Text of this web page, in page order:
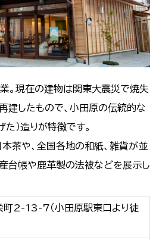
。現在の建物は関東大震災で焼失
建したもので、小田原の伝統的な
）造りが特徴です。
茶や、全国各地の和紙、雑貨が並
台帳や鹿革製の法被などを展示し
町2-13-7（小田原駅東口より徒